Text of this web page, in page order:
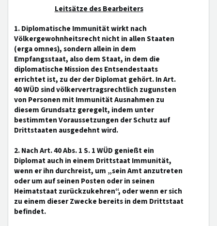
Leitsätze des Bearbeiters
1. Diplomatische Immunität wirkt nach
Völkergewohnheitsrecht nicht in allen Staaten
(erga omnes), sondern allein in dem
Empfangsstaat, also dem Staat, in dem die
diplomatische Mission des Entsendestaats
errichtet ist, zu der der Diplomat gehört. In Art.
40 WÜD sind völkervertragsrechtlich zugunsten
von Personen mit Immunität Ausnahmen zu
diesem Grundsatz geregelt, indem unter
bestimmten Voraussetzungen der Schutz auf
Drittstaaten ausgedehnt wird.
2. Nach Art. 40 Abs. 1 S. 1 WÜD genießt ein
Diplomat auch in einem Drittstaat Immunität,
wenn er ihn durchreist, um „sein Amt anzutreten
oder um auf seinen Posten oder in seinen
Heimatstaat zurückzukehren“, oder wenn er sich
zu einem dieser Zwecke bereits in dem Drittstaat
befindet.